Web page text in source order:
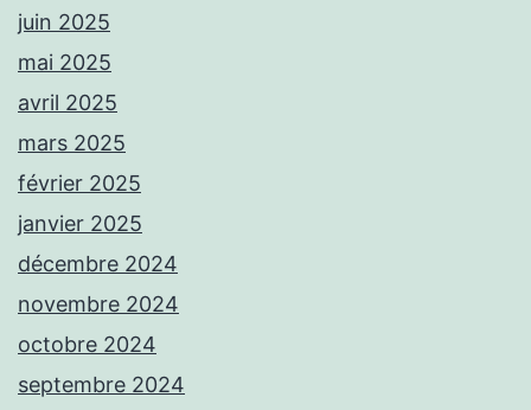
juin 2025
mai 2025
avril 2025
mars 2025
février 2025
janvier 2025
décembre 2024
novembre 2024
octobre 2024
septembre 2024